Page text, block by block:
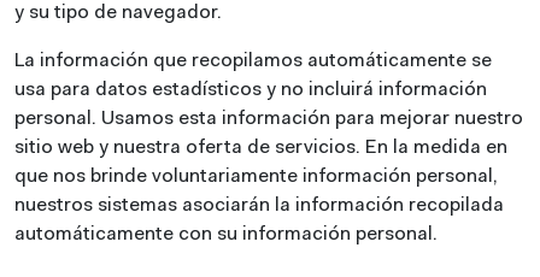
y su tipo de navegador.
La información que recopilamos automáticamente se
usa para datos estadísticos y no incluirá información
personal. Usamos esta información para mejorar nuestro
sitio web y nuestra oferta de servicios. En la medida en
que nos brinde voluntariamente información personal,
nuestros sistemas asociarán la información recopilada
automáticamente con su información personal.